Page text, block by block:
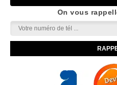
On vous